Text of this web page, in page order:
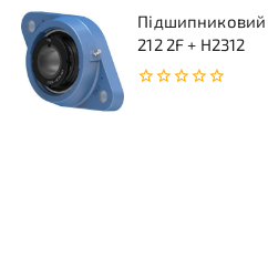
Підшипниковий
212 2F + H2312